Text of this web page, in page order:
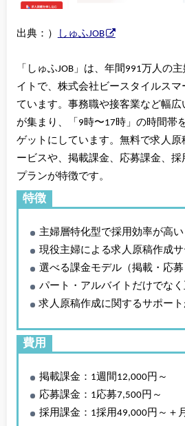
出典：） しゅふJOB
「しゅふJOB」は、年間991万人の
イトで、株式会社ビースタイルス
ています。事務職や接客業など幅
が集まり、「9時〜17時」の時間帯
ゲットにしています。無料で求人
ービスや、掲載課金、応募課金、
プランが特徴です。
特徴
主婦層特化型で採用効率が高い
現役主婦による求人原稿作成サ
選べる課金モデル（掲載・応募
パート・アルバイトだけでな
求人原稿作成に関するサポー
費用
掲載課金：1週間12,000円～
応募課金：1応募7,500円～
採用課金：1採用49,000円～＋